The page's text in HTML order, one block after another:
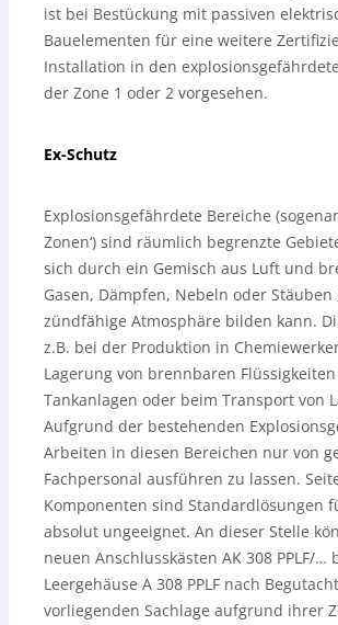
ist bei Bestückung mit passiven
Bauelementen für eine weitere
Installation in den
der Zone 1 oder 2 vorgesehen.
Ex-Schutz
Explosionsgefährdete Bereiche
Zonen‘) sind räumlich begrenzte
sich durch ein Gemisch aus Luft und
Gasen, Dämpfen, Nebeln oder Stäuben
zündfähige Atmosphäre bilden kann.
z.B. bei der Produktion in
Lagerung von brennbaren
Tankanlagen oder beim Transport von
Aufgrund der bestehenden
Arbeiten in diesen Bereichen nur von
Fachpersonal ausführen zu lassen.
Komponenten sind Standardlösungen
absolut ungeeignet. An dieser Stelle
neuen Anschlusskästen AK 308 PPLF/…
Leergehäuse A 308 PPLF nach
vorliegenden Sachlage aufgrund ihrer